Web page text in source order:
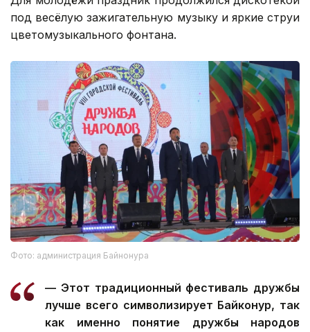
под весёлую зажигательную музыку и яркие струи
цветомузыкального фонтана.
Фото: администрация Байнонура
— Этот традиционный фестиваль дружбы
лучше всего символизирует Байконур, так
как именно понятие дружбы народов